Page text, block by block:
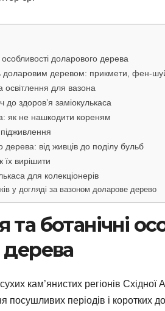
доларового дерева
деревом: прикмети, фен-шуй
освітлення для вазона
здоров’я заміокулькаса
як не нашкодити кореням
від живців до поділу бульб
вирішити
для колекціонерів
у догляді за вазоном доларове дерево
ботанічні
кам’янистих регіонів
посушливих періодів і коротких